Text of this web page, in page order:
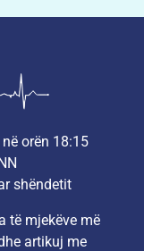
orën 18:15
shëndetit
të mjekëve më
artikuj me